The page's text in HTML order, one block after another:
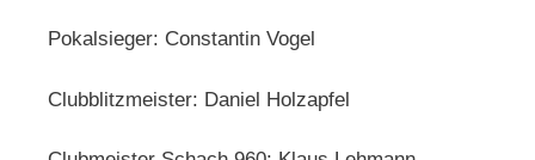
Pokalsieger: Constantin Vogel
Clubblitzmeister: Daniel Holzapfel